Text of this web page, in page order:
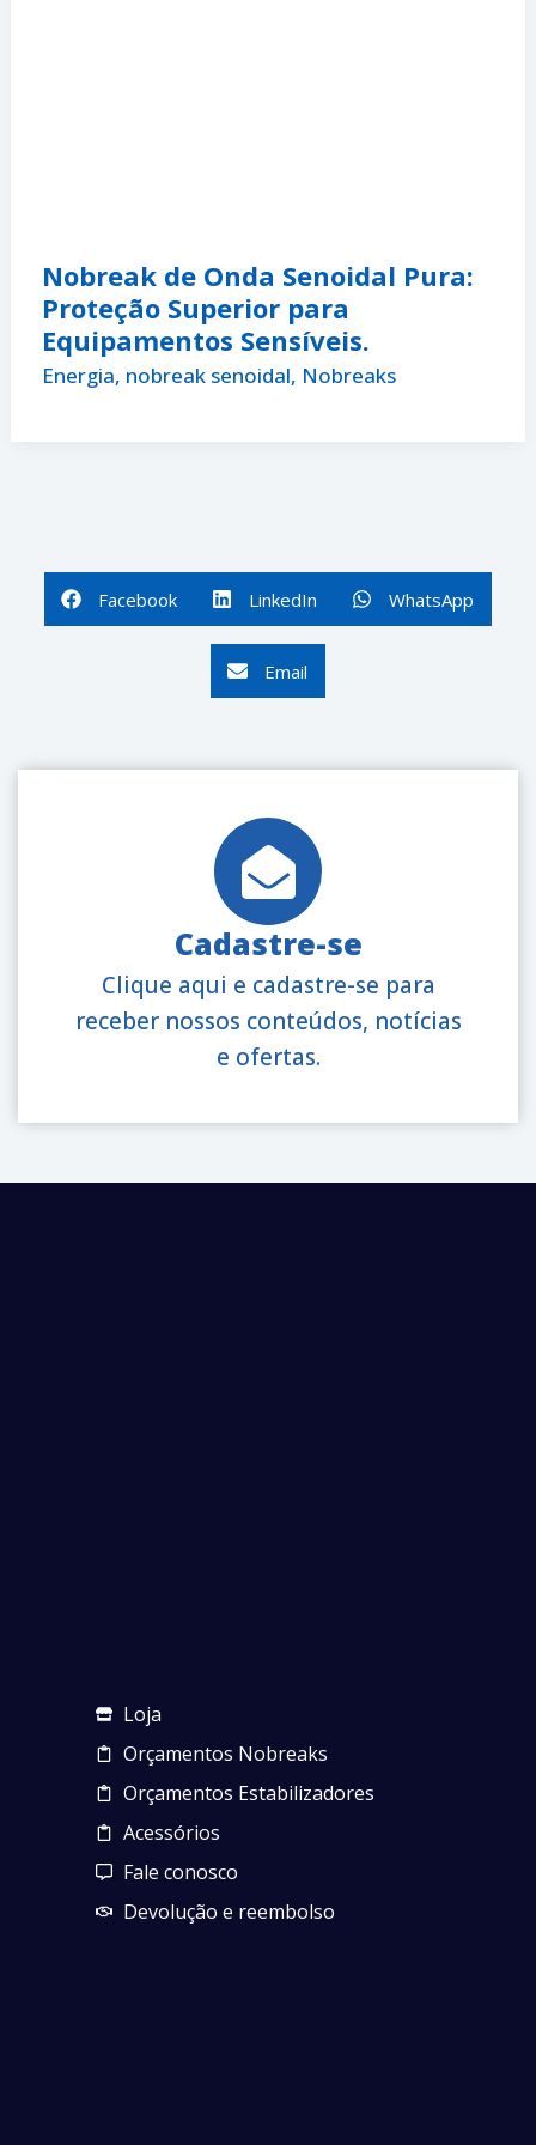
Nobreak de Onda Senoidal Pura:
Proteção Superior para
Equipamentos Sensíveis.
Energia, nobreak senoidal, Nobreaks
Facebook LinkedIn WhatsApp
Email
Cadastre-se
Clique aqui e cadastre-se para
receber nossos conteúdos, notícias
e ofertas.
Loja
Orçamentos Nobreaks
Orçamentos Estabilizadores
Acessórios
Fale conosco
Devolução e reembolso